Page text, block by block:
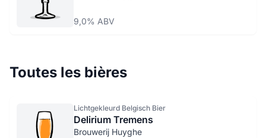
9,0% ABV
Toutes les bières
Lichtgekleurd Belgisch Bier
Delirium Tremens
Brouwerij Huyghe